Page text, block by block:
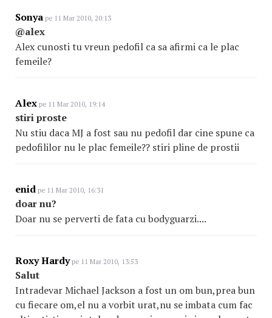
Sonya pe 11 Mar 2010, 20:13
@alex
Alex cunosti tu vreun pedofil ca sa afirmi ca le plac
femeile?
Alex pe 11 Mar 2010, 19:14
stiri proste
Nu stiu daca MJ a fost sau nu pedofil dar cine spune ca
pedofililor nu le plac femeile?? stiri pline de prostii
enid pe 11 Mar 2010, 16:31
doar nu?
Doar nu se perverti de fata cu bodyguarzi....
Roxy Hardype 11 Mar 2010, 13:53
Salut
Intradevar Michael Jackson a fost un om bun,prea bun
cu fiecare om,el nu a vorbit urat,nu se imbata cum fac